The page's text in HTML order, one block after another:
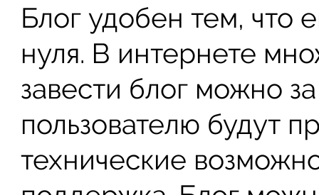
Блог удобен тем, что
нуля. В интернете
завести блог можно
пользователю будут
технические